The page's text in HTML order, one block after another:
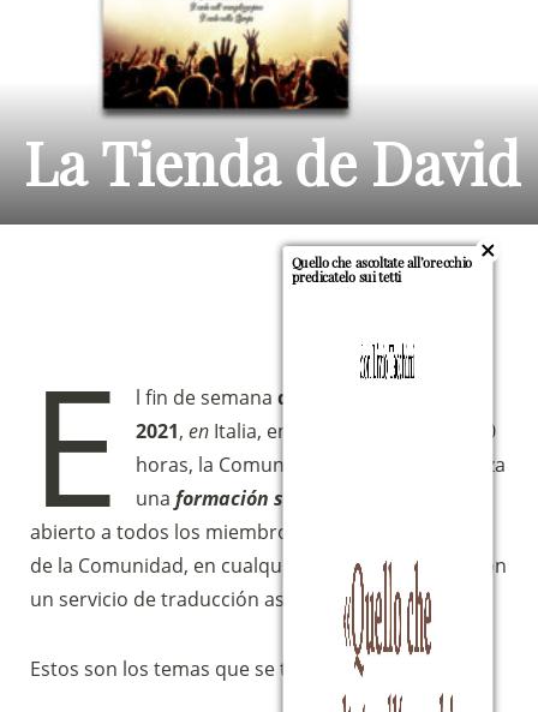
La Tienda de David
E l fin de semanadel 29-30 de mayo de
2021,en Italia, entre las 16.00 y las 19.00
horas, la Comunidad Magnificat organiza
unaformación sobre música y canto
abierto a todos los miembros de las Fraternidades
de la Comunidad, en cualquier parte del mundo, con
un servicio de traducción asegurado.
Estos son los temas que se tratarán:
Quello che ascoltate all’orecchio
predicatelo sui tetti